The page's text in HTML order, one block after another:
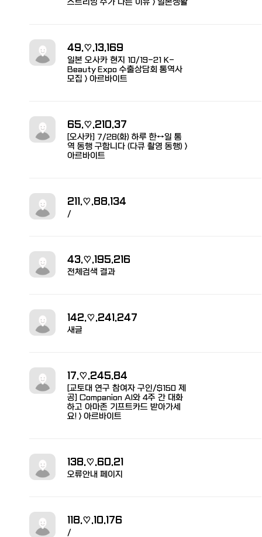
49.♡.13.169
일본 오사카 현지 10/19-21 K-
Beauty Expo 수출상담회 통역사
모집 > 아르바이트
65.♡.210.37
[오사카] 7/28(화) 하루 한↔일 통
역 동행 구합니다 (다큐 촬영 동행) >
아르바이트
211.♡.88.134
/
43.♡.195.216
전체검색 결과
142.♡.241.247
새글
17.♡.245.84
[교토대 연구 참여자 구인/$150 제
공] Companion AI와 4주 간 대화
하고 아마존 기프트카드 받아가세
요! > 아르바이트
138.♡.60.21
오류안내 페이지
118.♡.10.176
/